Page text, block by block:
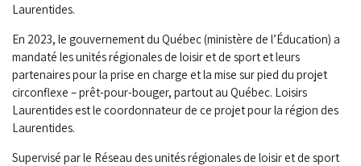
Laurentides.
En 2023, le gouvernement du Québec (ministère de l’Éducation) a
mandaté les unités régionales de loisir et de sport et leurs
partenaires pour la prise en charge et la mise sur pied du projet
circonflexe – prêt-pour-bouger, partout au Québec. Loisirs
Laurentides est le coordonnateur de ce projet pour la région des
Laurentides.
Supervisé par le Réseau des unités régionales de loisir et de sport